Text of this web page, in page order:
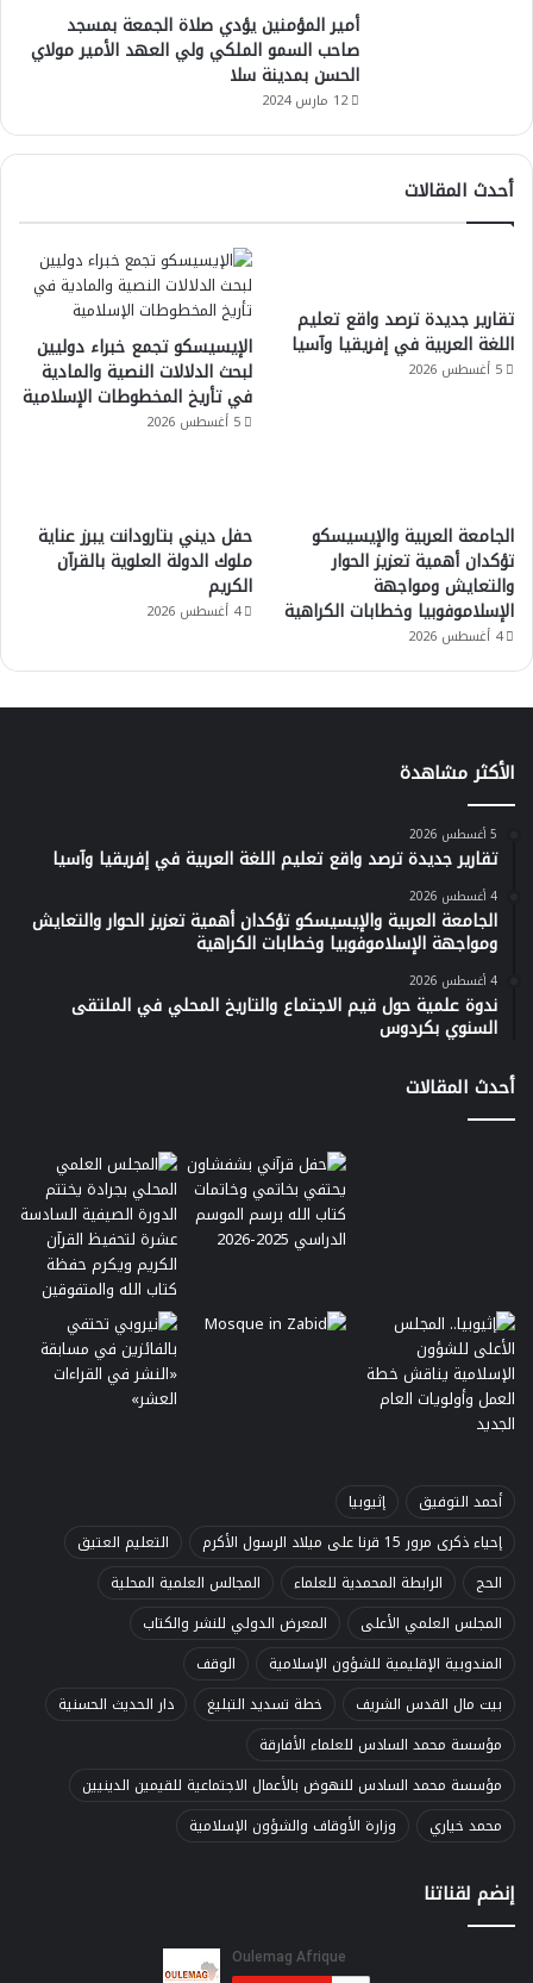
أمير المؤمنين يؤدي صلاة الجمعة بمسجد
صاحب السمو الملكي ولي العهد الأمير مولاي
الحسن بمدينة سلا
12 مارس 2024
أحدث المقالات
تقارير جديدة ترصد واقع تعليم
اللغة العربية في إفريقيا وآسيا
5 أغسطس 2026
الإيسيسكو تجمع خبراء دوليين
لبحث الدلالات النصية والمادية
في تأريخ المخطوطات الإسلامية
5 أغسطس 2026
الجامعة العربية والإيسيسكو
تؤكدان أهمية تعزيز الحوار
والتعايش ومواجهة
الإسلاموفوبيا وخطابات الكراهية
4 أغسطس 2026
حفل ديني بتارودانت يبرز عناية
ملوك الدولة العلوية بالقرآن
الكريم
4 أغسطس 2026
الأكثر مشاهدة
5 أغسطس 2026
تقارير جديدة ترصد واقع تعليم اللغة العربية في إفريقيا وآسيا
4 أغسطس 2026
الجامعة العربية والإيسيسكو تؤكدان أهمية تعزيز الحوار والتعايش
ومواجهة الإسلاموفوبيا وخطابات الكراهية
4 أغسطس 2026
ندوة علمية حول قيم الاجتماع والتاريخ المحلي في الملتقى
السنوي بكردوس
أحدث المقالات
أحمد التوفيق
إثيوبيا
إحياء ذكرى مرور 15 قرنا على ميلاد الرسول الأكرم
التعليم العتيق
الحج
الرابطة المحمدية للعلماء
المجالس العلمية المحلية
المجلس العلمي الأعلى
المعرض الدولي للنشر والكتاب
المندوبية الإقليمية للشؤون الإسلامية
الوقف
بيت مال القدس الشريف
خطة تسديد التبليغ
دار الحديث الحسنية
مؤسسة محمد السادس للعلماء الأفارقة
مؤسسة محمد السادس للنهوض بالأعمال الاجتماعية للقيمين الدينيين
محمد خياري
وزارة الأوقاف والشؤون الإسلامية
إنضم لقناتنا